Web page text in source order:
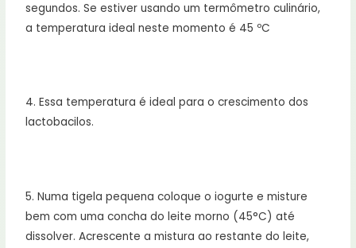
segundos. Se estiver usando um termômetro culinário,
a temperatura ideal neste momento é 45 ºC
4. Essa temperatura é ideal para o crescimento dos
lactobacilos.
5. Numa tigela pequena coloque o iogurte e misture
bem com uma concha do leite morno (45°C) até
dissolver. Acrescente a mistura ao restante do leite,